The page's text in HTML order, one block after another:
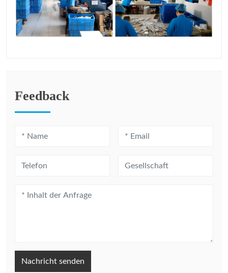
Feedback
Nachricht senden